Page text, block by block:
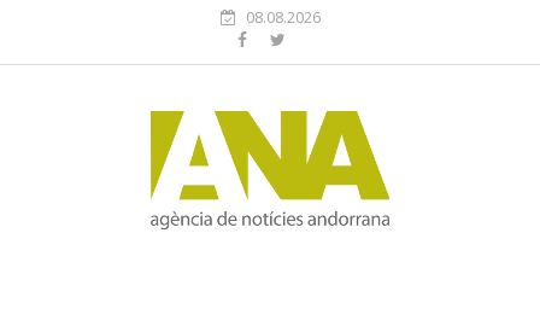
08.08.2026